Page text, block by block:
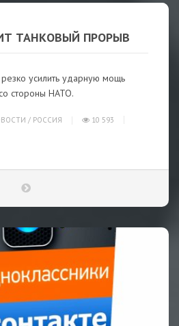
ТАНКОВЫЙ ПРОРЫВ
усилить ударную мощь
стороны НАТО.
/ РОССИЯ
10 593